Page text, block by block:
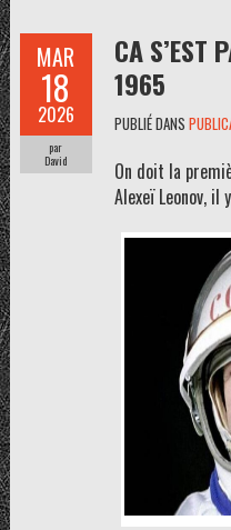
MAR
18
2026
par
David
CA S’EST
1965
PUBLIÉ DANS
On doit la
Alexeï Leonov, il